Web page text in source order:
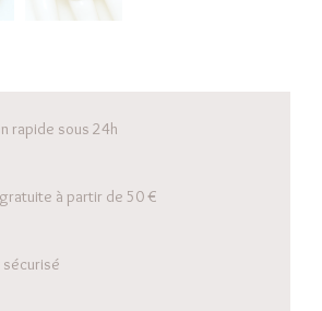
rapide sous 24h
à partir de 50 €
sécurisé